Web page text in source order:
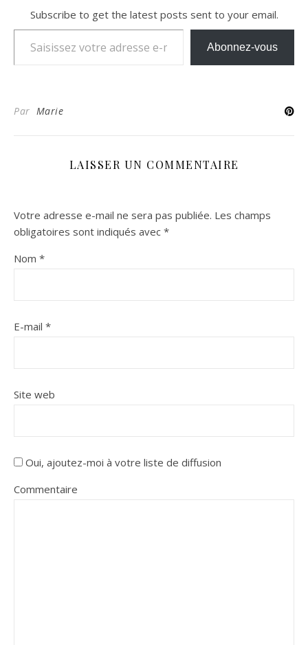
Subscribe to get the latest posts sent to your email.
Saisissez votre adresse e-mail…
Abonnez-vous
Par Marie
LAISSER UN COMMENTAIRE
Votre adresse e-mail ne sera pas publiée. Les champs
obligatoires sont indiqués avec *
Nom *
E-mail *
Site web
Oui, ajoutez-moi à votre liste de diffusion
Commentaire